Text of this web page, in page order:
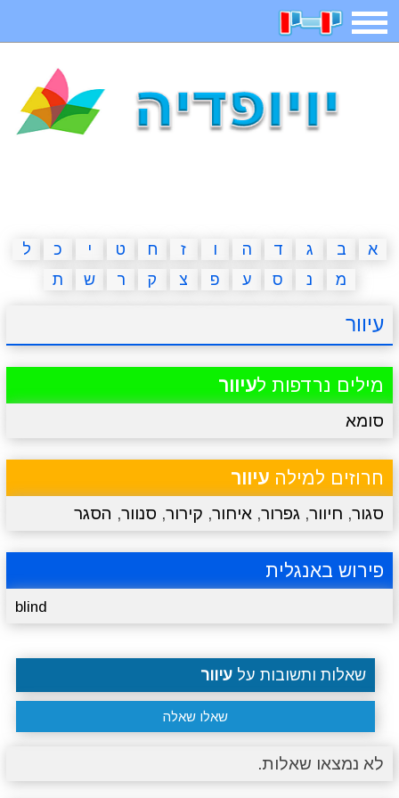
תפריט
איש תלוי מדריכים פוקימון גו מצא הבדלים
יצירה משחקי בנות אשליות חדשות
א ב ג ד ה ו ז ח ט י כ
ל
מ
נ ס ע פ צ ק ר ש ת
עיוור
מילים נרדפות לעיוור
סומא
חרוזים למילה עיוור
סגור, חיוור, גפרור, איחור, קירור, סנוור, הסגר
פירוש באנגלית
blind
שאלות ותשובות על עיוור
שאלו שאלה
לא נמצאו שאלות.